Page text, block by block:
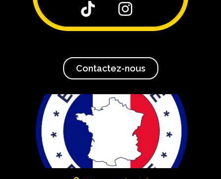
 
Contactez-nous